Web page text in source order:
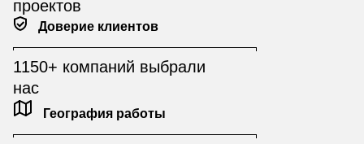
проектов
Доверие клиентов
1150+ компаний выбрали
нас
География работы